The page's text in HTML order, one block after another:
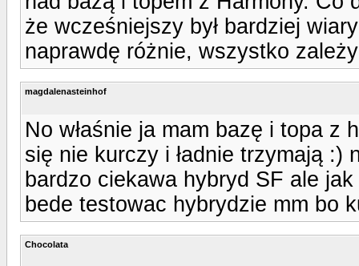
że wcześniejszy był bardziej
naprawdę różnie, wszystko
magdalenasteinhof
No właśnie ja mam bazę i topa z
się nie kurczy i ładnie trzymają :)
bardzo ciekawa hybryd SF ale
bede testowac hybrydzie mm bo
Chocolata